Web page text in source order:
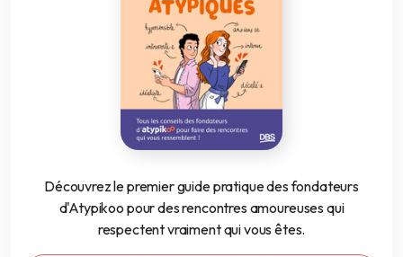
Découvrez le premier guide pratique des fondateurs
d'Atypikoo pour des rencontres amoureuses qui
respectent vraiment qui vous êtes.